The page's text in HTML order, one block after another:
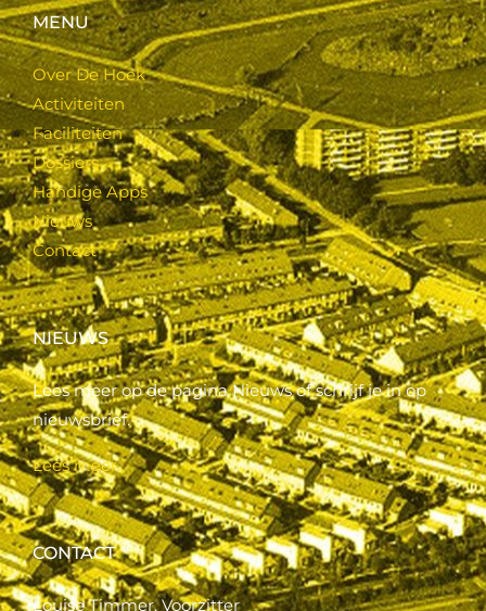
MENU
Over De Hoek
Activiteiten
Faciliteiten
Dossiers
Handige Apps
Nieuws
Contact
NIEUWS
Lees meer op de pagina Nieuws of schrijf je in op
nieuwsbrief.
Lees meer..
CONTACT
Louise Timmer, Voorzitter